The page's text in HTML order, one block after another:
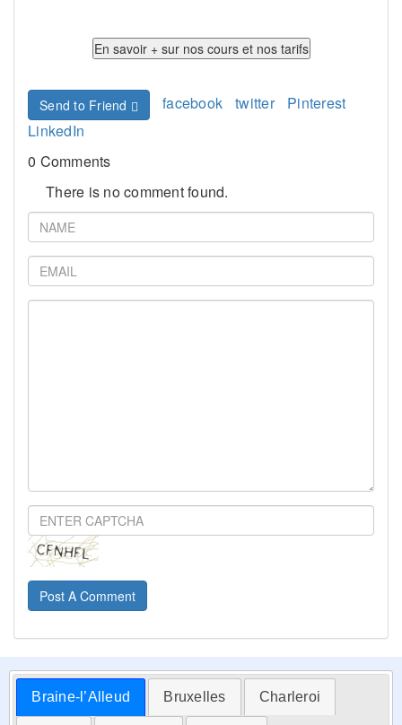
Send to Friend facebook twitter
Pinterest
LinkedIn
0 Comments
There is no comment found.
Post A Comment
Braine-l’Alleud Bruxelles Charleroi